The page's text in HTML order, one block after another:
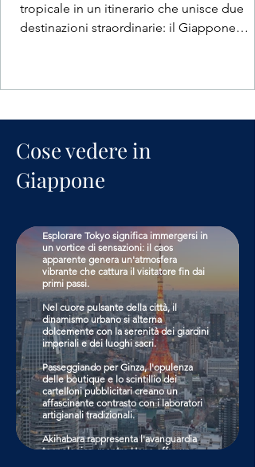
tropicale in un itinerario che unisce due
destinazioni straordinarie: il Giappone
Cose vedere in
Giappone
La capitale nipponica è una delle
In questa città enigmatica, le
contraddizioni si intrecciano
armoniosamente: l'eredità secolare si
fonde con il ritmo accelerato della
Esplorare Tokyo significa immergersi in
un vortice di sensazioni: il caos
apparente genera un'atmosfera
vibrante che cattura il visitatore fin dai
primi passi.
Nel cuore pulsante della città, il
dinamismo urbano si alterna
dolcemente con la serenità dei giardini
imperiali e dei luoghi sacri.
Passeggiando per Ginza, l'opulenza
delle boutique e lo scintillio dei
cartelloni pubblicitari creano un
affascinante contrasto con i laboratori
artigianali tradizionali.
Akihabara rappresenta l'avanguardia
tecnologica, mentre Ueno offre un
Kyoto
Nell'incantevole terra del Sol Levante,
sorge maestosa Kyoto, città che per
oltre dieci secoli ha regnato come
capitale imperiale del Giappone.
In questo luogo magico si custodiscono
i più preziosi tesori della tradizione